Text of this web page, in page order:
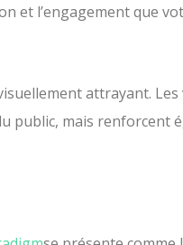
et l’engagement que
attrayant. Les
public, mais renforcent